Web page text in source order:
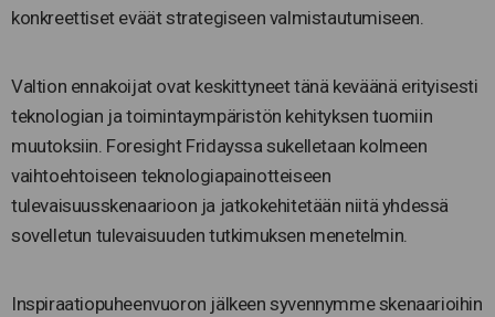
konkreettiset eväät strategiseen valmistautumiseen.
Valtion ennakoijat ovat keskittyneet tänä keväänä erityisesti
teknologian ja toimintaympäristön kehityksen tuomiin
muutoksiin. Foresight Fridayssa sukelletaan kolmeen
vaihtoehtoiseen teknologiapainotteiseen
tulevaisuusskenaarioon ja jatkokehitetään niitä yhdessä
sovelletun tulevaisuuden tutkimuksen menetelmin.
Inspiraatiopuheenvuoron jälkeen syvennymme skenaarioihin